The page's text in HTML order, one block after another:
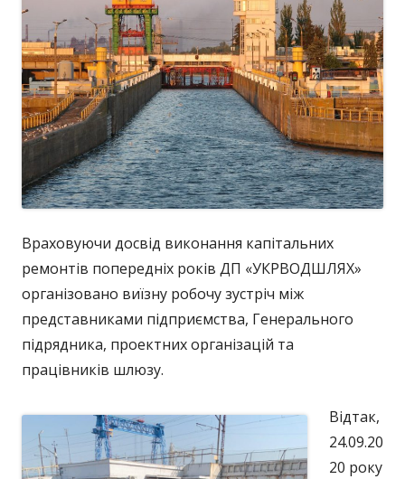
Враховуючи досвід виконання капітальних
ремонтів попередніх років ДП «УКРВОДШЛЯХ»
організовано виїзну робочу зустріч між
представниками підприємства, Генерального
підрядника, проектних організацій та
працівників шлюзу.
Відтак,
24.09.20
20 року